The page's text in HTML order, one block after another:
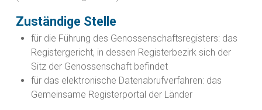
Zuständige Stelle
für die Führung des Genossenschaftsregisters: das
Registergericht, in dessen Registerbezirk sich der
Sitz der Genossenschaft befindet
für das elektronische Datenabrufverfahren: das
Gemeinsame Registerportal der Länder